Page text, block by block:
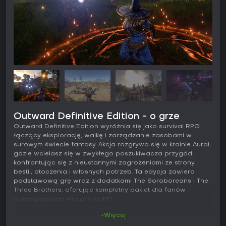
Outward Definitive Edition - o grze
Outward Definitive Edition wyróżnia się jako survival RPG
łączący eksplorację, walkę i zarządzanie zasobami w
surowym świecie fantasy. Akcja rozgrywa się w krainie Aurai,
gdzie wcielasz się w zwykłego poszukiwacza przygód,
konfrontując się z nieustannymi zagrożeniami ze strony
bestii, otoczenia i własnych potrzeb. Ta edycja zawiera
podstawową grę wraz z dodatkami The Soroboreans i The
Three Brothers, oferując kompletny pakiet dla fanów
wymagających wrażeń na PC.
+Więcej